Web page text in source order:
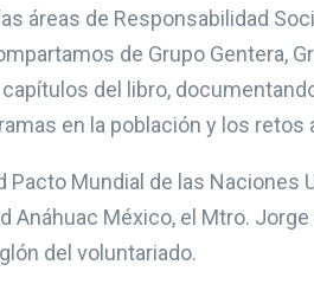
áreas de Responsabilidad
de Grupo Gentera,
del libro,
en la población y los retos
Mundial de las Naciones
Anáhuac México, el Mtro.
del voluntariado.